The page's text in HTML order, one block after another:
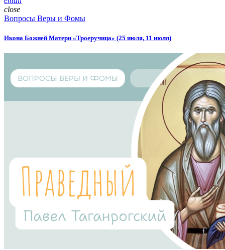
close
Вопросы Веры и Фомы
Икона Божией Матери «Троеручица» (25 июля, 11 июля)